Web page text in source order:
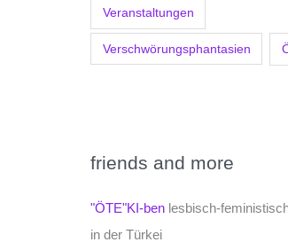
Veranstaltungen
Verschwörungsphantasien
friends and more
"ÖTE"KI-ben lesbisch-
in der Türkei